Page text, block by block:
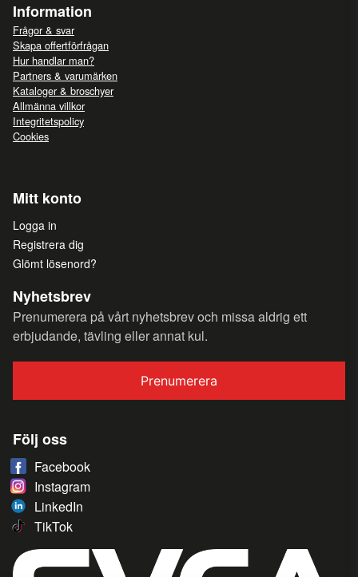
Information
Frågor & svar
Skapa offertförfrågan
Hur handlar man?
Partners & varumärken
Kataloger & broschyer
Allmänna villkor
Integritetspolicy
Cookies
Mitt konto
Logga in
Registrera dig
Glömt lösenord?
Nyhetsbrev
Prenumerera på vårt nyhetsbrev och missa aldrig ett
erbjudande, tävling eller annat kul.
Prenumerera
Följ oss
Facebook
Instagram
LinkedIn
TikTok